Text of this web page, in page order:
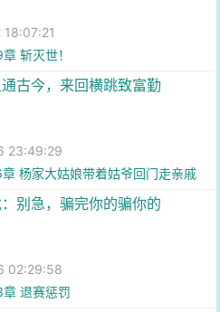
18:07:21
斩灭世！
古今，来回横跳致富勤
23:49:29
杨家大姑娘带着姑爷回门走亲戚
别急，骗完你的骗你的
02:29:58
退赛惩罚